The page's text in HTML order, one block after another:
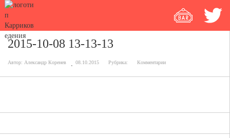
2015-10-08 13-13-13
Автор: Александр Коренев 08.10.2015 Рубрика: Комментарии